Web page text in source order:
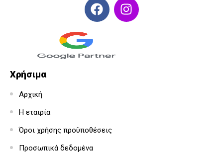
Χρήσιμα
Αρχική
Η εταιρία
Όροι χρήσης προϋποθέσεις
Προσωπικά δεδομένα